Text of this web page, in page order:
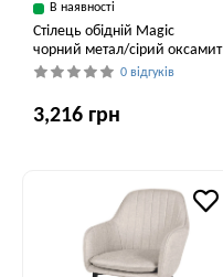
В наявності
Стілець обідній Magic
чорний метал/сірий оксамит
0 відгуків
3,216 грн